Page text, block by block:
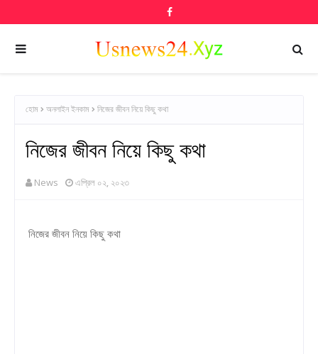
হোম অনলাইন ইনকাম নিজের জীবন নিয়ে কিছু কথা
নিজের জীবন নিয়ে কিছু কথা
News এপ্রিল ০২, ২০২৩
নিজের জীবন নিয়ে কিছু কথা